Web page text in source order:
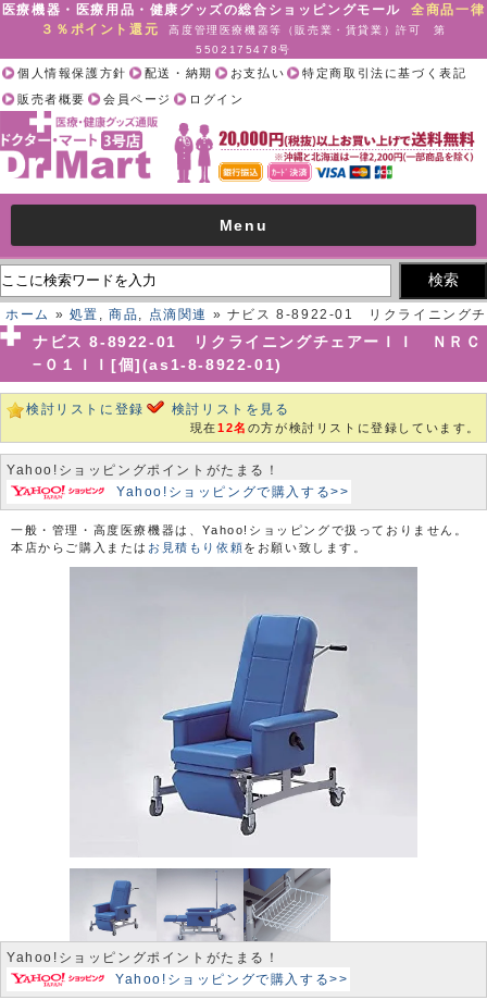
医療機器・医療用品・健康グッズの総合ショッピングモール全商品一律
３％ポイント還元
高度管理医療機器等（販売業・賃貸業）許可 第
5502175478号
個人情報保護方針 配送・納期 お支払い
特定商取引法に基づく表記
販売者概要
会員ページ ログイン
Menu
ホーム » 処置 ,商品, 点滴関連 » ナビス 8-8922-01 リクライニングチ
ェアーＩＩ ＮＲＣ−０１ＩＩ[個](as1-8-8922-01)
ナビス 8-8922-01 リクライニングチェアーＩＩ ＮＲＣ
−０１ＩＩ[個](as1-8-8922-01)
検討リストに登録 検討リストを見る
現在12名 の方が検討リストに登録しています。
Yahoo!ショッピングポイントがたまる！
Yahoo!ショッピングで購入する>>
一般・管理・高度医療機器は、Yahoo!ショッピングで扱っておりません。
本店からご購入または お見積もり依頼をお願い致します。
Yahoo!ショッピングポイントがたまる！
Yahoo!ショッピングで購入する>>